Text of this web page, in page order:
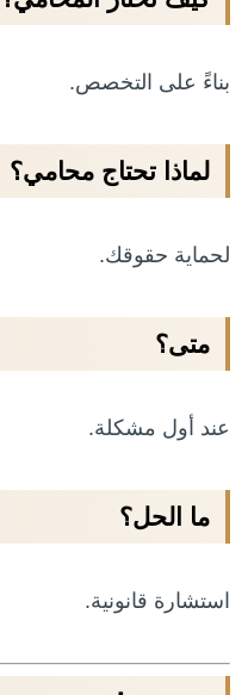
بناءً على التخصص.
لماذا تحتاج محامي؟
لحماية حقوقك.
متى؟
عند أول مشكلة.
ما الحل؟
استشارة قانونية.